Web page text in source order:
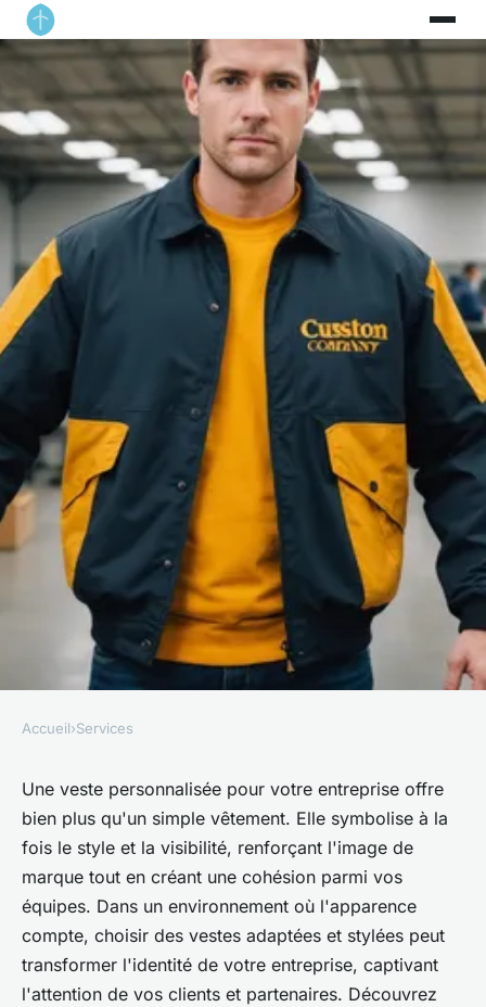
Veste personnalisée entreprise
: style et visibilité au travail
•18 octobre 2025•7 min de lecture
Accueil›Services
Une veste personnalisée pour votre entreprise offre
bien plus qu'un simple vêtement. Elle symbolise à la
fois le style et la visibilité, renforçant l'image de
marque tout en créant une cohésion parmi vos
équipes. Dans un environnement où l'apparence
compte, choisir des vestes adaptées et stylées peut
transformer l'identité de votre entreprise, captivant
l'attention de vos clients et partenaires. Découvrez